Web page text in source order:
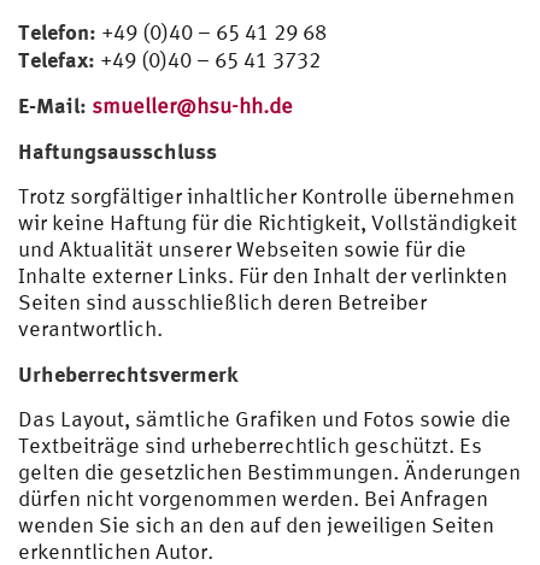
Telefon: +49 (0)40 – 65 41 29 68
Telefax: +49 (0)40 – 65 41 3732
E-Mail: smueller@hsu-hh.de
Haftungsausschluss
Trotz sorgfältiger inhaltlicher Kontrolle übernehmen
wir keine Haftung für die Richtigkeit, Vollständigkeit
und Aktualität unserer Webseiten sowie für die
Inhalte externer Links. Für den Inhalt der verlinkten
Seiten sind ausschließlich deren Betreiber
verantwortlich.
Urheberrechtsvermerk
Das Layout, sämtliche Grafiken und Fotos sowie die
Textbeiträge sind urheberrechtlich geschützt. Es
gelten die gesetzlichen Bestimmungen. Änderungen
dürfen nicht vorgenommen werden. Bei Anfragen
wenden Sie sich an den auf den jeweiligen Seiten
erkenntlichen Autor.